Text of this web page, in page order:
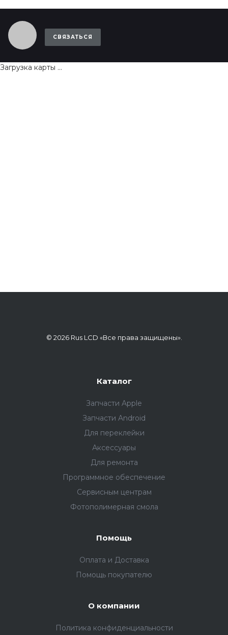
СВЯЗАТЬСЯ
Загрузка карты ...
© 2026 Rus LCD «Все права защищены».
Каталог
Запчасти Apple
Запчасти Android
Для переклейки
Аксессуары
Для ремонта
Программное обеспечение
Сервисным центрам
Фотополимерная смола
Помощь
Оплата и Доставка
Помощь покупателю
О компании
Политика конфиденциальности